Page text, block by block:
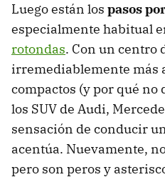
Luego están los pasos
especialmente habitual
rotondas. Con un centro
irremediablemente más
compactos (y por qué no
los SUV de Audi,
sensación de conducir
acentúa. Nuevamente,
pero son peros y